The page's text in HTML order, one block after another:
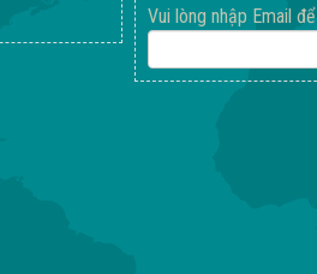
Vui lòng nhập Email